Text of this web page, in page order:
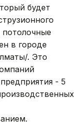
будет
в городе
. Это
- 5